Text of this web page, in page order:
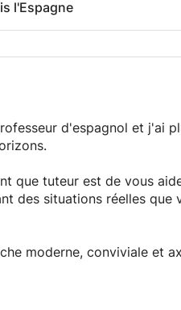
l'Espagne
d'espagnol et j'ai
que tuteur est de vous
des situations réelles
moderne, conviviale et
objectifs les plus
dans une ambiance